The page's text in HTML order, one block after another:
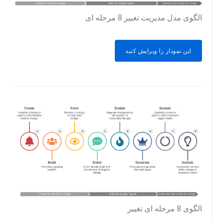
الگوی مدل مدیریت تغییر 8 مرحله ای
این نمودار را ویرایش کنید
الگوی 8 مرحله ای تغییر